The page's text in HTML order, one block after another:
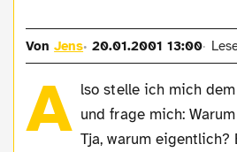
VonJens 20.01.2001 13:00
A lso stelle ich mich
und frage mich:
Tja, warum eigentlich?